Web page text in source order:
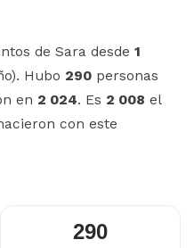
de Sara desde 1
Hubo 290 personas
en 2 024. Es 2 008 el
con este
290